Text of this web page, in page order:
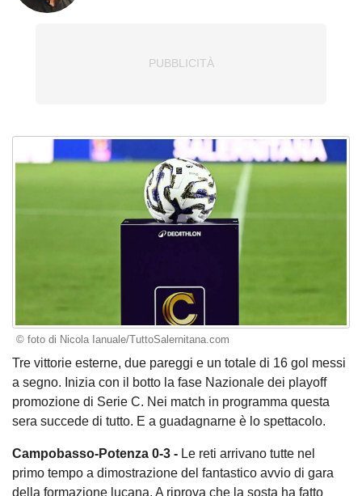
© foto di Nicola Ianuale/TuttoSalernitana.com
Tre vittorie esterne, due pareggi e un totale di 16 gol messi
a segno. Inizia con il botto la fase Nazionale dei playoff
promozione di Serie C. Nei match in programma questa
sera succede di tutto. E a guadagnarne è lo spettacolo.
Campobasso-Potenza 0-3 - Le reti arrivano tutte nel
primo tempo a dimostrazione del fantastico avvio di gara
della formazione lucana. A riprova che la sosta ha fatto